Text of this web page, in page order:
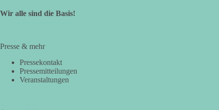
Wir alle sind die Basis!
Presse & mehr
Pressekontakt
Pressemitteilungen
Veranstaltungen